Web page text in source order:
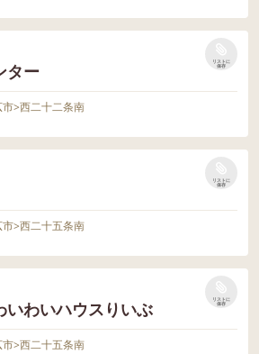
ター
リストに
保存
市>西二十二条南
リストに
保存
市>西二十五条南
いわいハウスりいぶ
リストに
保存
市>西二十五条南